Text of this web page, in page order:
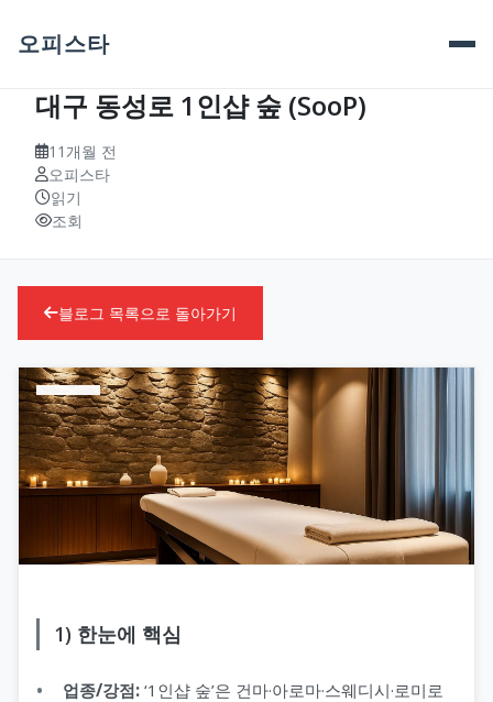
오피스타
대구 동성로 1인샵 숲 (SooP)
11개월 전
오피스타
읽기
조회
블로그 목록으로 돌아가기
1) 한눈에 핵심
업종/강점: ‘1인샵 숲’은 건마·아로마·스웨디시·로미로